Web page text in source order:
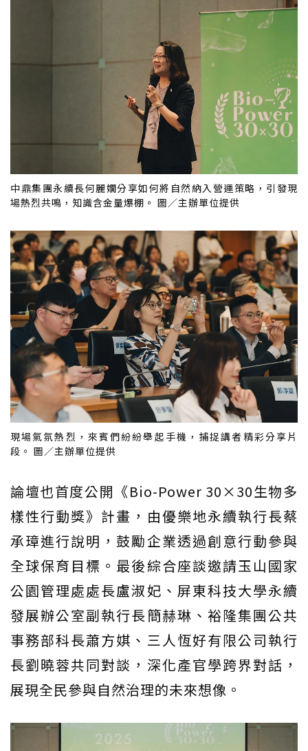
中鼎集團永續長何麗嫺分享如何將自然納入營運策略，引發現
場熱烈共鳴，知識含金量爆棚。 圖／主辦單位提供
現場氣氛熱烈，來賓們紛紛舉起手機，捕捉講者精彩分享片
段。 圖／主辦單位提供
論壇也首度公開《Bio-Power 30×30生物多
樣性行動獎》計畫，由優樂地永續執行長蔡
承璋進行說明，鼓勵企業透過創意行動參與
全球保育目標。最後綜合座談邀請玉山國家
公園管理處處長盧淑妃、屏東科技大學永續
發展辦公室副執行長簡赫琳、裕隆集團公共
事務部科長蕭方娸、三人恆好有限公司執行
長劉曉蓉共同對談，深化產官學跨界對話，
展現全民參與自然治理的未來想像。